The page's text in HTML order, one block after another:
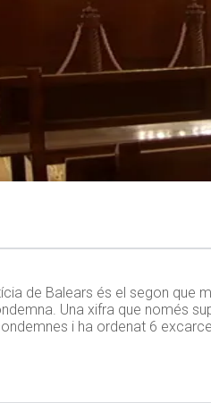
de Balears és el segon que
Una xifra que només
i ha ordenat 6